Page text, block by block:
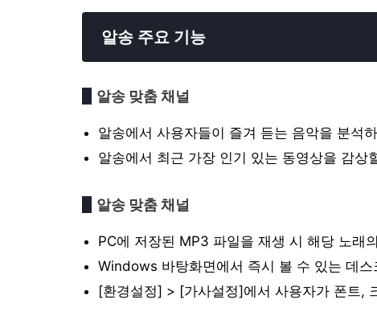
알송 주요 기능
알송 맞춤 채널
알송에서 사용자들이 즐겨 듣는 음악을 분석
알송에서 최근 가장 인기 있는 동영상을 감상
알송 맞춤 채널
PC에 저장된 MP3 파일을 재생 시 해당 노래
Windows 바탕화면에서 즉시 볼 수 있는 데
[환경설정] > [가사설정]에서 사용자가 폰트,